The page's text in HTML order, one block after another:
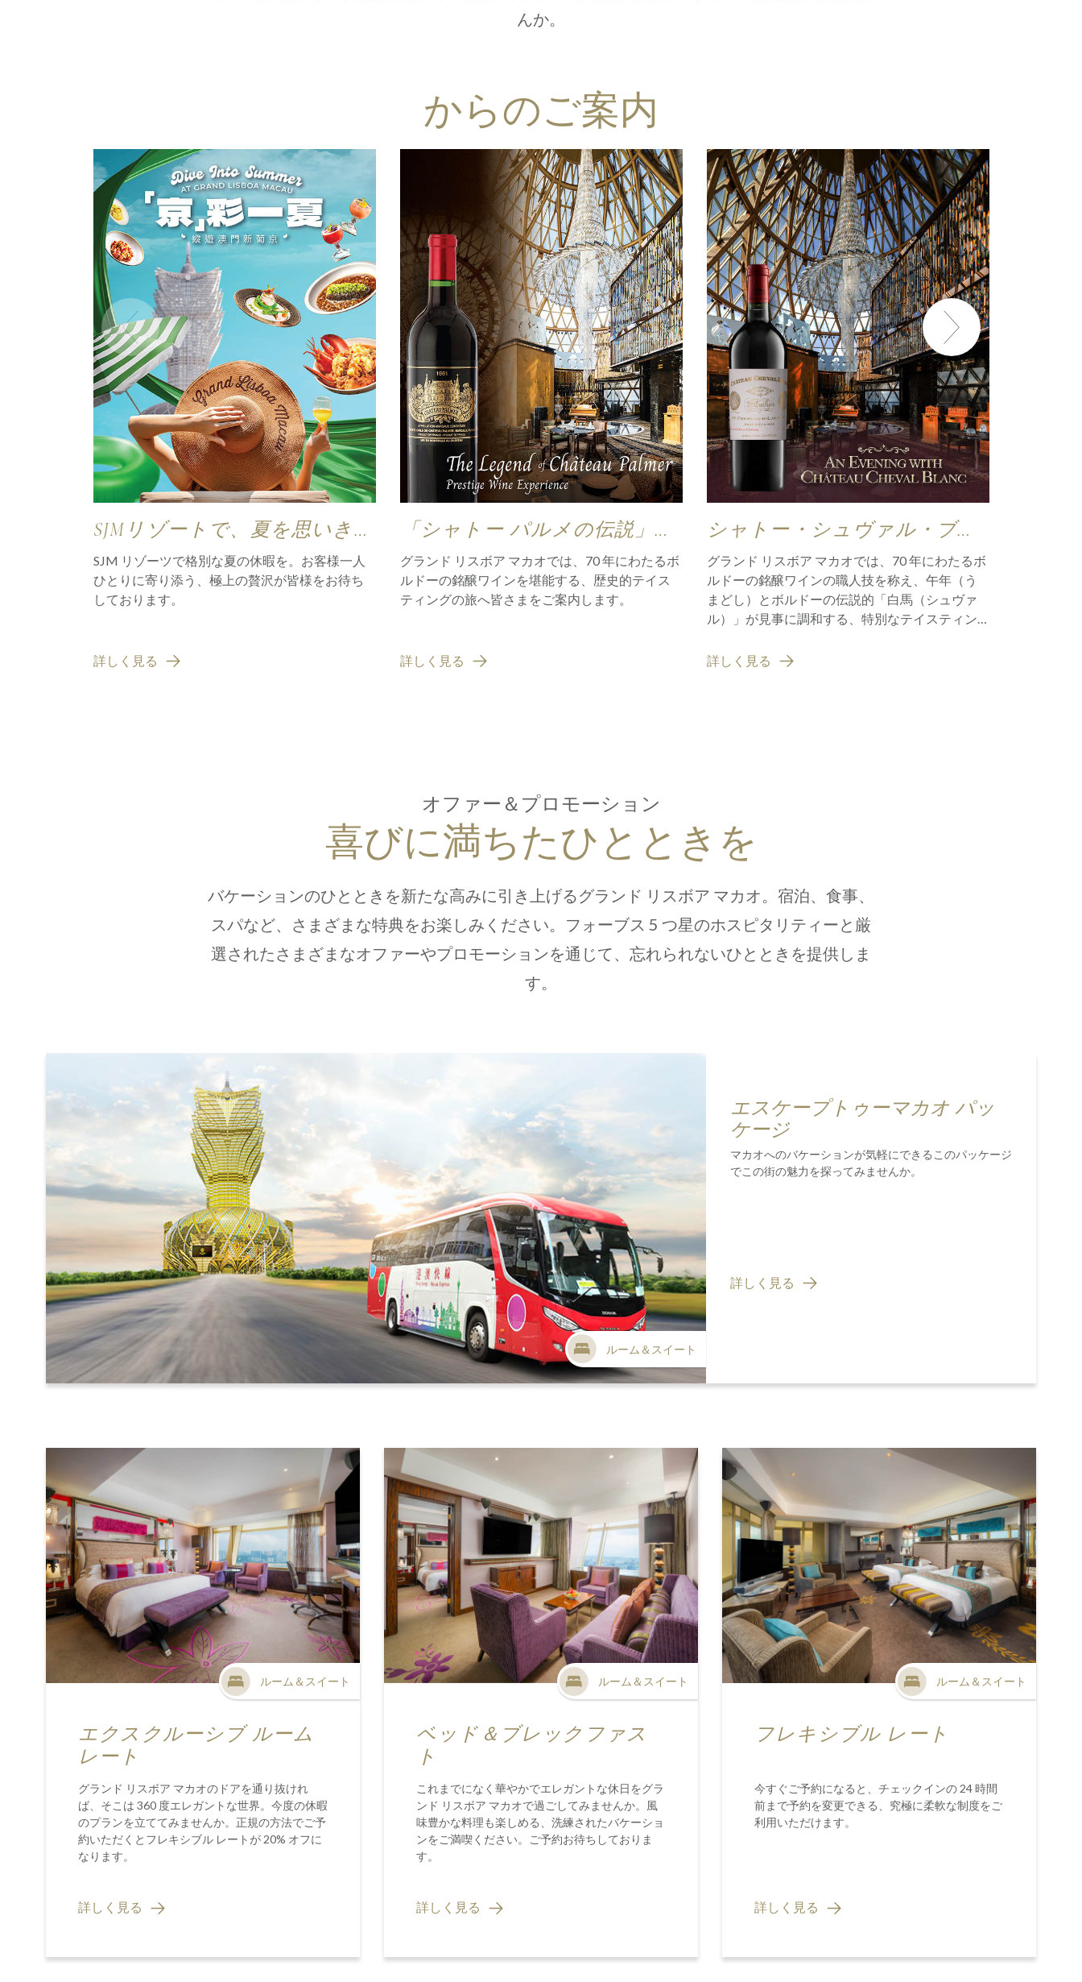
んか。
からのご案内
SJMリゾートで、夏を思いきり
楽しんで
SJM リゾーツで格別な夏の休暇を。お客様一人
ひとりに寄り添う、極上の贅沢が皆様をお待ち
しております。
詳しく見る
「シャトー パルメの伝説」プ
レステージ ワイン エクスペ
リエンス
グランド リスボア マカオでは、70 年にわたるボ
ルドーの銘醸ワインを堪能する、歴史的テイス
ティングの旅へ皆さまをご案内します。
詳しく見る
シャトー・シュヴァル・ブラ
ンの夕べ
グランド リスボア マカオでは、70 年にわたるボ
ルドーの銘醸ワインの職人技を称え、午年（う
まどし）とボルドーの伝説的「白馬（シュヴァ
ル）」が見事に調和する、特別なテイスティン
詳しく見る
オファー＆プロモーション
喜びに満ちたひとときを
バケーションのひとときを新たな高みに引き上げるグランド リスボア マカオ。宿泊、食事、
スパなど、さまざまな特典をお楽しみください。フォーブス 5 つ星のホスピタリティーと厳
選されたさまざまなオファーやプロモーションを通じて、忘れられないひとときを提供しま
す。
ルーム＆スイート
エスケープトゥーマカオ パッ
ケージ
マカオへのバケーションが気軽にできるこのパッケージ
でこの街の魅力を探ってみませんか。
詳しく見る
ルーム＆スイート
エクスクルーシブ ルーム
レート
グランド リスボア マカオのドアを通り抜けれ
ば、そこは 360 度エレガントな世界。今度の休暇
のプランを立ててみませんか。正規の方法でご予
約いただくとフレキシブル レートが 20% オフに
なります。
詳しく見る
ルーム＆スイート
ベッド＆ブレックファス
ト
これまでになく華やかでエレガントな休日をグラ
ンド リスボア マカオで過ごしてみませんか。風
味豊かな料理も楽しめる、洗練されたバケーショ
ンをご満喫ください。ご予約お待ちしておりま
す。
詳しく見る
ルーム＆スイート
フレキシブル レート
今すぐご予約になると、チェックインの 24 時間
前まで予約を変更できる、究極に柔軟な制度をご
利用いただけます。
詳しく見る